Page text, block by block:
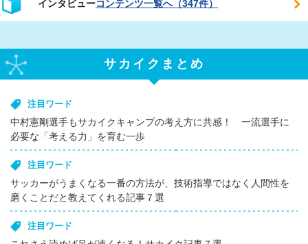
インタビューコンテンツ一覧へ（347件）
サカイクまとめ
注目ワード
中村憲剛選手もサカイクキャンプの考え方に共感！ 一流選手に
必要な「考える力」を育む一歩
注目ワード
サッカーがうまくなる一番の方法が、技術指導ではなく人間性を
磨くことだと教えてくれる記事７選
注目ワード